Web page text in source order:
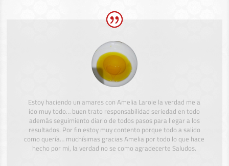
Estoy haciendo un amares con Amelia Laroie la verdad me a
ido muy todo… buen trato responsabilidad seriedad en todo
además seguimiento diario de todos pasos para llegar a los
resultados. Por fin estoy muy contento porque todo a salido
como quería… muchísimas gracias Amelia por todo lo que hace
hecho por mi, la verdad no se como agradecerte Saludos.